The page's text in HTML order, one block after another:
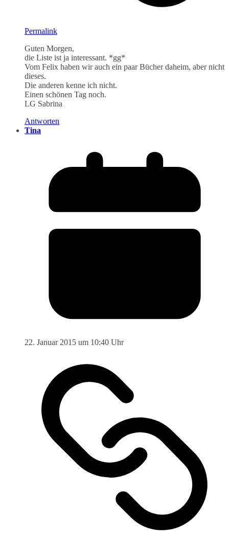
Permalink
Guten Morgen,
die Liste ist ja interessant. *gg*
Vom Felix haben wir auch ein paar Bücher daheim, aber nicht
dieses.
Die anderen kenne ich nicht.
Einen schönen Tag noch.
LG Sabrina
Antworten
Tina
22. Januar 2015 um 10:40 Uhr